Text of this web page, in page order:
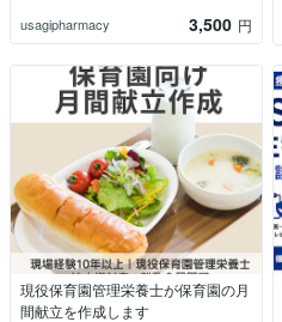
usagipharmacy 3,500 円
現役保育園管理栄養士が保育園の月
間献立を作成します